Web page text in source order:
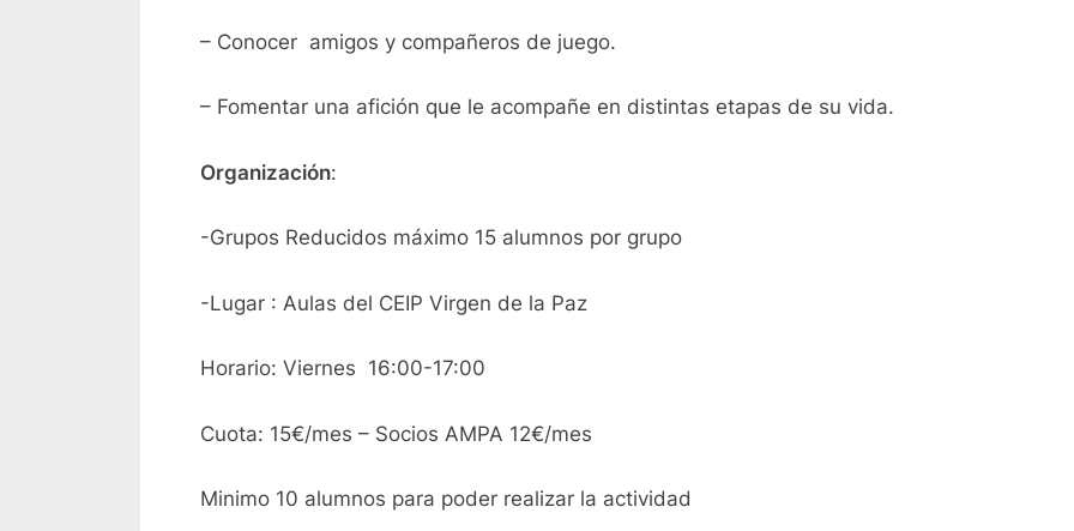
– Conocer amigos y compañeros de juego.
– Fomentar una afición que le acompañe en distintas etapas de su vida.
Organización:
-Grupos Reducidos máximo 15 alumnos por grupo
-Lugar : Aulas del CEIP Virgen de la Paz
Horario: Viernes 16:00-17:00
Cuota: 15€/mes – Socios AMPA 12€/mes
Minimo 10 alumnos para poder realizar la actividad